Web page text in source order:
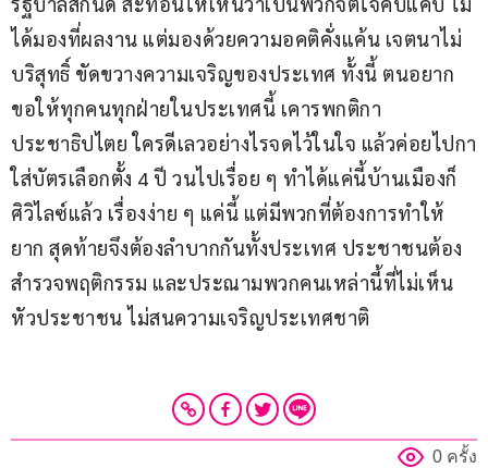
ได้มองที่ผลงาน แต่มองด้วยความอคติคั่งแค้น เจตนาไม่
บริสุทธิ์ ขัดขวางความเจริญของประเทศ ทั้งนี้ ตนอยาก
ขอให้ทุกคนทุกฝ่ายในประเทศนี้ เคารพกติกา
ประชาธิปไตย ใครดีเลวอย่างไรจดไว้ในใจ แล้วค่อยไปกา
ใส่บัตรเลือกตั้ง 4 ปี วนไปเรื่อย ๆ ทำได้แค่นี้บ้านเมืองก็
ศิวิไลซ์แล้ว เรื่องง่าย ๆ แค่นี้ แต่มีพวกที่ต้องการทำให้
ยาก สุดท้ายจึงต้องลำบากกันทั้งประเทศ ประชาชนต้อง
สำรวจพฤติกรรม และประณามพวกคนเหล่านี้ที่ไม่เห็น
หัวประชาชน ไม่สนความเจริญประเทศชาติ
0 ครั้ง